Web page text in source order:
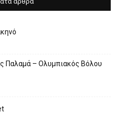
Παλαμά – Ολυμπιακός Βόλου